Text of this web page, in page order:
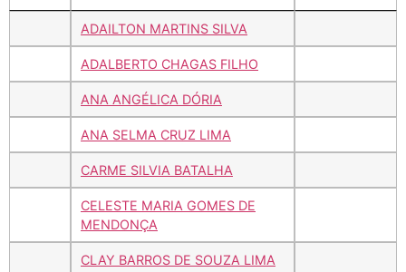
ADAILTON MARTINS SILVA
ADALBERTO CHAGAS FILHO
ANA ANGÉLICA DÓRIA
ANA SELMA CRUZ LIMA
CARME SILVIA BATALHA
CELESTE MARIA GOMES DE
MENDONÇA
CLAY BARROS DE SOUZA LIMA